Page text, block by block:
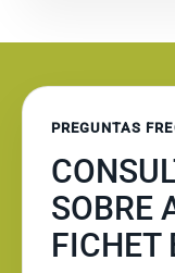
PREGUNTAS
SOBRE
FICHET